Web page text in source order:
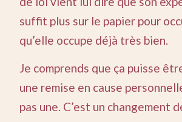
suffit plus sur le papier pour
qu’elle occupe déjà très bien.
Je comprends que ça puisse
une remise en cause
pas une. C’est un changement